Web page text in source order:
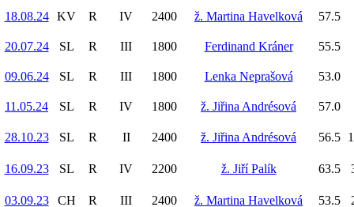
18.08.24 KV R IV 2400 ž. Martina Havelková 57.5
20.07.24 SL R III 1800 Ferdinand Kráner 55.5
09.06.24 SL R III 1800 Lenka Neprašová 53.0
11.05.24 SL R IV 1800 ž. Jiřina Andrésová 57.0
28.10.23 SL R II 2400 ž. Jiřina Andrésová 56.5
16.09.23 SL R IV 2200 ž. Jiří Palík 63.5
03.09.23 CH R III 2400 ž. Martina Havelková 53.5